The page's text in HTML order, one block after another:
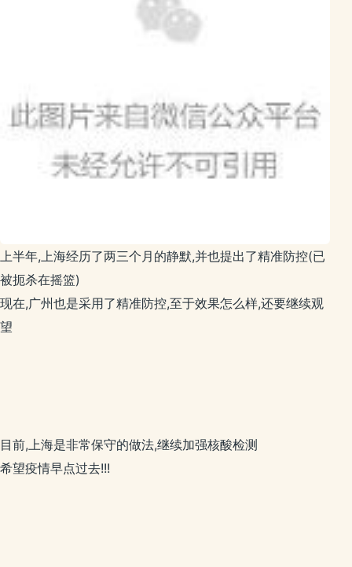
上半年,上海经历了两三个月的静默,并也提出了精准防控(已
被扼杀在摇篮)
现在,广州也是采用了精准防控,至于效果怎么样,还要继续观
望
目前,上海是非常保守的做法,继续加强核酸检测
希望疫情早点过去!!!